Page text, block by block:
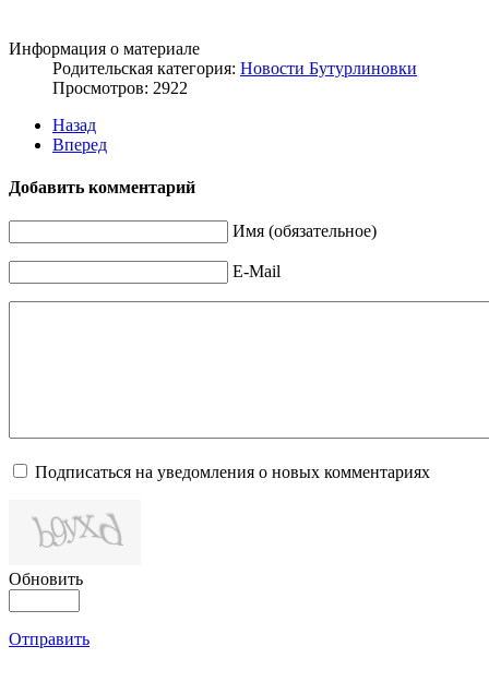
Информация о материале
Родительская категория: Новости Бутурлиновки
Просмотров: 2922
Назад
Вперед
Добавить комментарий
Имя (обязательное)
E-Mail
Подписаться на уведомления о новых комментариях
Обновить
Отправить